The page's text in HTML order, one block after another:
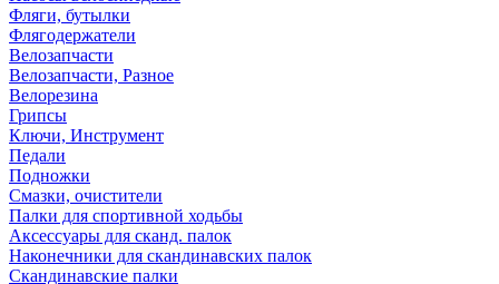
Фляги, бутылки
Флягодержатели
Велозапчасти
Велозапчасти, Разное
Велорезина
Грипсы
Ключи, Инструмент
Педали
Подножки
Смазки, очистители
Палки для спортивной ходьбы
Аксессуары для сканд. палок
Наконечники для скандинавских палок
Скандинавские палки